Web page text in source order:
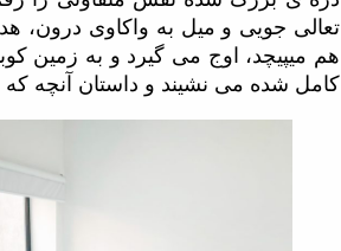
تعالی جویی و میل به واکاوی
هم میپیچد، اوج می گیرد و به زمین
کامل شده می نشیند و داستان آنچه که